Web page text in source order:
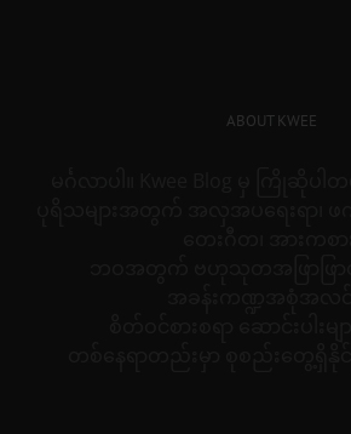
ABOUT KWEE